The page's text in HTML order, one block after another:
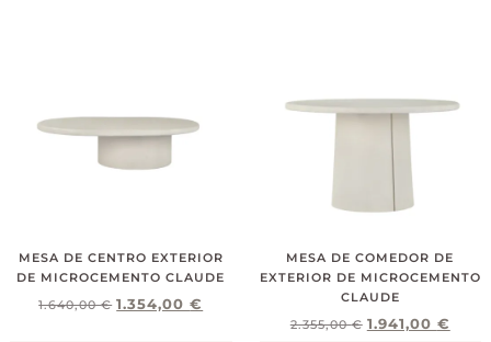
MESA DE CENTRO EXTERIOR
DE MICROCEMENTO CLAUDE
1.640,00€ 1.354,00€
MESA DE COMEDOR DE
EXTERIOR DE MICROCEMENTO
CLAUDE
2.355,00€ 1.941,00 €